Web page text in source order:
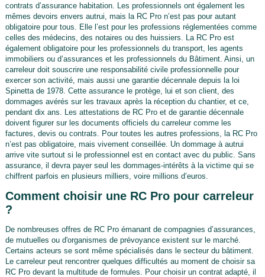
contrats d’assurance habitation. Les professionnels ont également les
mêmes devoirs envers autrui, mais la RC Pro n’est pas pour autant
obligatoire pour tous. Elle l’est pour les professions réglementées comme
celles des médecins, des notaires ou des huissiers. La RC Pro est
également obligatoire pour les professionnels du transport, les agents
immobiliers ou d’assurances et les professionnels du Bâtiment. Ainsi, un
carreleur doit souscrire une responsabilité civile professionnelle pour
exercer son activité, mais aussi une garantie décennale depuis la loi
Spinetta de 1978. Cette assurance le protège, lui et son client, des
dommages avérés sur les travaux après la réception du chantier, et ce,
pendant dix ans. Les attestations de RC Pro et de garantie décennale
doivent figurer sur les documents officiels du carreleur comme les
factures, devis ou contrats. Pour toutes les autres professions, la RC Pro
n’est pas obligatoire, mais vivement conseillée. Un dommage à autrui
arrive vite surtout si le professionnel est en contact avec du public. Sans
assurance, il devra payer seul les dommages-intérêts à la victime qui se
chiffrent parfois en plusieurs milliers, voire millions d’euros.
Comment choisir une RC Pro pour carreleur
?
De nombreuses offres de RC Pro émanant de compagnies d’assurances,
de mutuelles ou d'organismes de prévoyance existent sur le marché.
Certains acteurs se sont même spécialisés dans le secteur du bâtiment.
Le carreleur peut rencontrer quelques difficultés au moment de choisir sa
RC Pro devant la multitude de formules. Pour choisir un contrat adapté, il